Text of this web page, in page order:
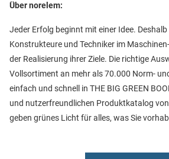
Über norelem:
Jeder Erfolg beginnt mit einer Idee.
Konstrukteure und Techniker im
der Realisierung ihrer Ziele. Die richtige
Vollsortiment an mehr als 70.000 Norm-
einfach und schnell in THE BIG GREEN
und nutzerfreundlichen Produktkatalog
geben grünes Licht für alles, was Sie